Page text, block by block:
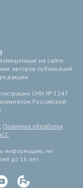
на сайте,
авторов публикаций
СМИ № 3 247
Российской
, Политика обработки
информацию, не
до 16 лет.